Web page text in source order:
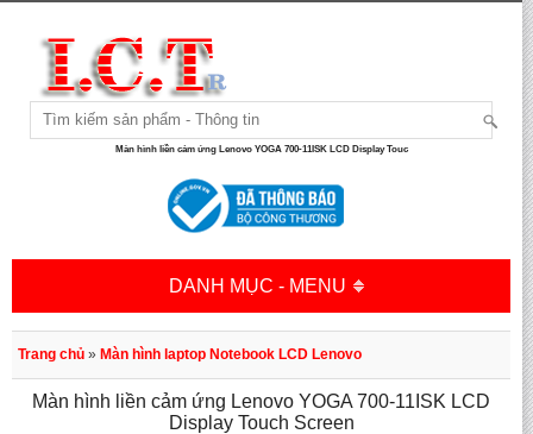
Màn hình liền cảm ứng Lenovo YOGA 700-11ISK LCD Display Touc
DANH MỤC - MENU
Trang chủ » Màn hình laptop Notebook LCD Lenovo
Màn hình liền cảm ứng Lenovo YOGA 700-11ISK LCD
Display Touch Screen